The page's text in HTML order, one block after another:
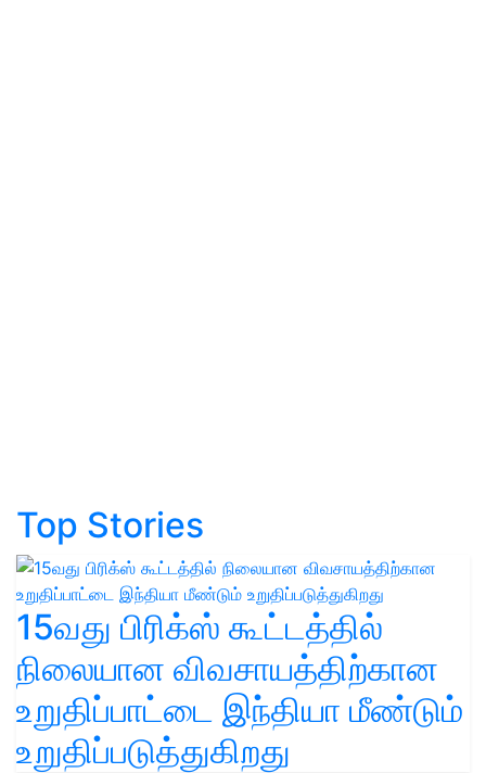
Top Stories
15வது பிரிக்ஸ் கூட்டத்தில்
நிலையான விவசாயத்திற்கான
உறுதிப்பாட்டை இந்தியா மீண்டும்
உறுதிப்படுத்துகிறது